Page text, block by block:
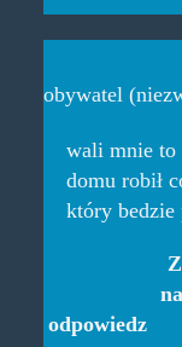
obywatel
wali mnie to
domu robił
który
odpowiedz